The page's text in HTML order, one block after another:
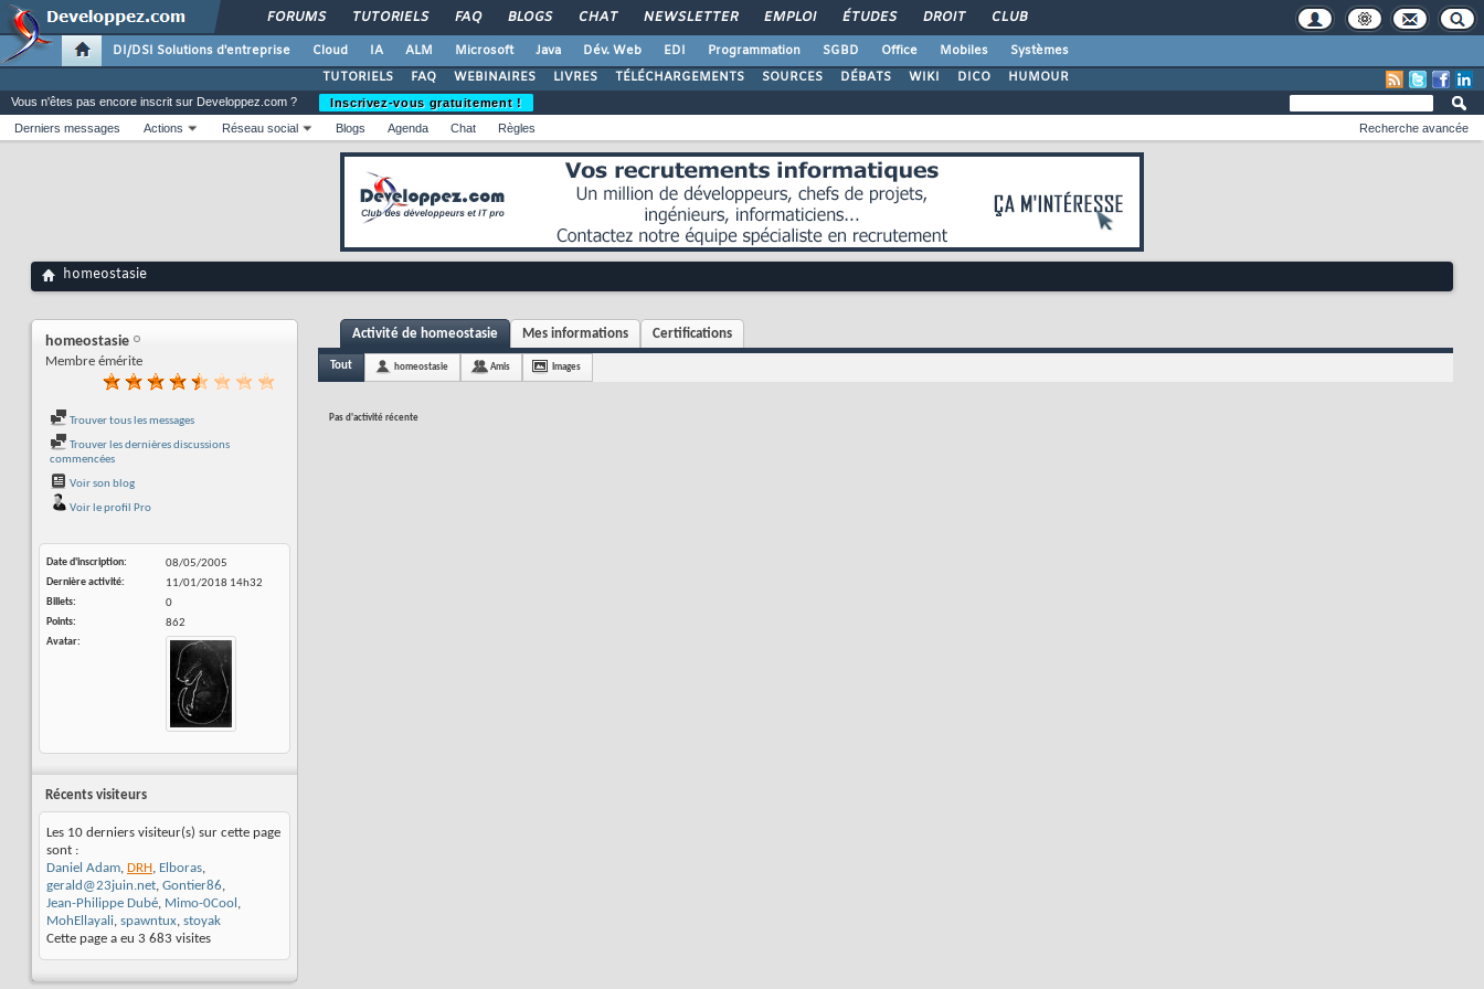
FORUMS TUTORIELS FAQ BLOGS CHAT NEWSLETTER EMPLOI ÉTUDES DROIT CLUB
DI/DSI Solutions d'entreprise Cloud IA ALM Microsoft Java Dév. Web EDI Programmation SGBD Office Mobiles
Systèmes
TUTORIELS
FAQ WEBINAIRES LIVRES TÉLÉCHARGEMENTS SOURCES DÉBATS WIKI DICO HUMOUR
Vous n'êtes pas encore inscrit sur Developpez.com ?
Inscrivez-vous gratuitement !
Derniers messages
Actions Réseau social Blogs Agenda Chat Règles Recherche avancée
homeostasie
homeostasie
Membre émérite
Trouver tous les messages
Trouver les dernières discussions
commencées
Voir son blog
Voir le profil Pro
Date d'inscription
08/05/2005
Dernière activité
11/01/2018 14h32
Billets
0
Points
862
Avatar
Récents visiteurs
Les 10 derniers visiteur(s) sur cette page
sont :
Daniel Adam, DRH, Elboras,
gerald@23juin.net, Gontier86,
Jean-Philippe Dubé, Mimo-0Cool ,
MohEllayali, spawntux, stoyak
Cette page a eu 3 683 visites
Activité de homeostasie Mes informations Certifications
Tout homeostasie Amis Images
Pas d'activité récente